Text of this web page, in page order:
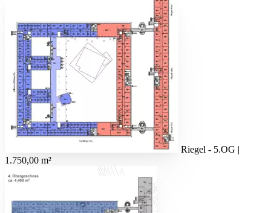
Riegel - 5.OG |
1.750,00 m²